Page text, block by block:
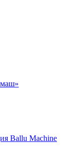
Ballu Machine